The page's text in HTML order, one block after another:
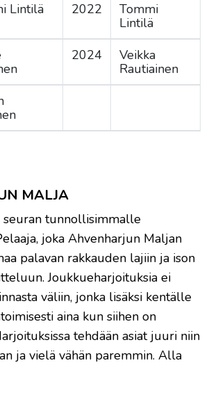
Lintilä 2022
Tommi
Lintilä
2024
Veikka
Rautiainen
MALJA
seuran tunnollisimmalle
joka Ahvenharjun Maljan
palavan rakkauden lajiin ja ison
Joukkueharjoituksia ei
väliin, jonka lisäksi kentälle
aina kun siihen on
tehdään asiat juuri niin
ja vielä vähän paremmin. Alla